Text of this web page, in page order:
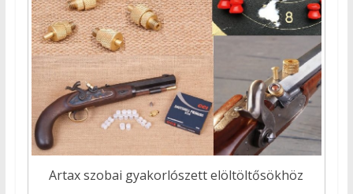
Artax szobai gyakorlószett elöltöltősökhöz